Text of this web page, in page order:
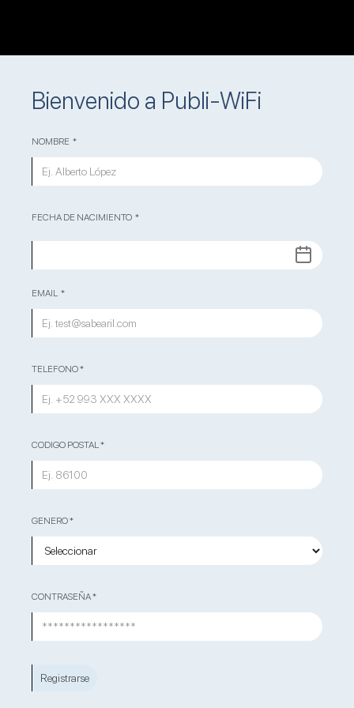
Bienvenido a Publi-WiFi
NOMBRE *
FECHA DE NACIMIENTO *
EMAIL *
TELEFONO *
CODIGO POSTAL *
GENERO *
CONTRASEÑA *